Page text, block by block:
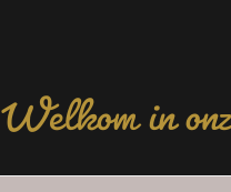
Welkom in